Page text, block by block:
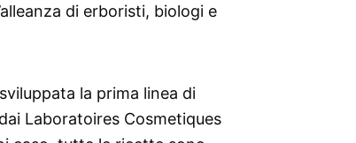
di erboristi, biologi e
la prima linea di
Laboratoires Cosmetiques